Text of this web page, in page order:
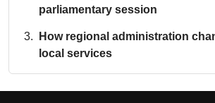
parliamentary session
How regional administration
local services